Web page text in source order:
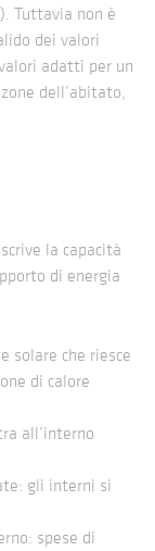
Tuttavia non è
dei valori
adatti per un
dell’abitato,
la capacità
di energia
solare che riesce
di calore
all’interno
gli interni si
spese di